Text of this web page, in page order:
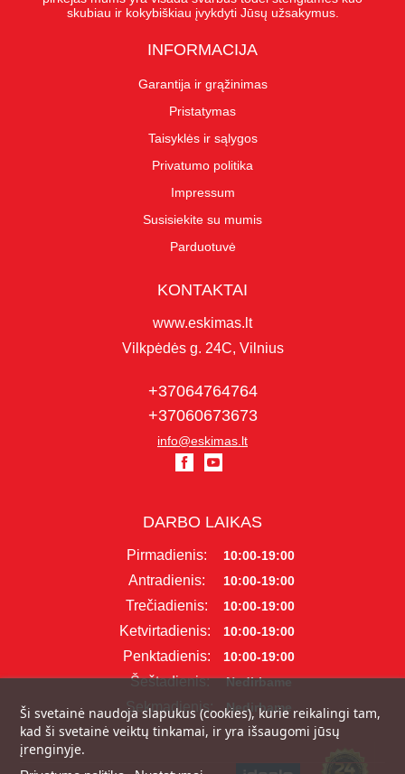
skubiau ir kokybiškiau įvykdyti Jūsų užsakymus.
INFORMACIJA
Garantija ir grąžinimas
Pristatymas
Taisyklės ir sąlygos
Privatumo politika
Impressum
Susisiekite su mumis
Parduotuvė
KONTAKTAI
www.eskimas.lt
Vilkpėdės g. 24C, Vilnius
+37064764764
+37060673673
info@eskimas.lt
DARBO LAIKAS
Pirmadienis: 10:00-19:00
Antradienis: 10:00-19:00
Trečiadienis: 10:00-19:00
Ketvirtadienis: 10:00-19:00
Penktadienis: 10:00-19:00
Šeštadienis: Nedirbame
Sekmadienis: Nedirbame
Ši svetainė naudoja slapukus (cookies), kurie reikalingi tam,
kad ši svetainė veiktų tinkamai, ir yra išsaugomi jūsų
įrenginyje.